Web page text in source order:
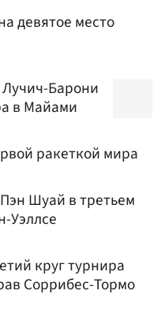
девятое место
Лучич-Барони
в Майами
ракеткой мира
Шуай в третьем
Уэллсе
круг турнира
Соррибес-Тормо